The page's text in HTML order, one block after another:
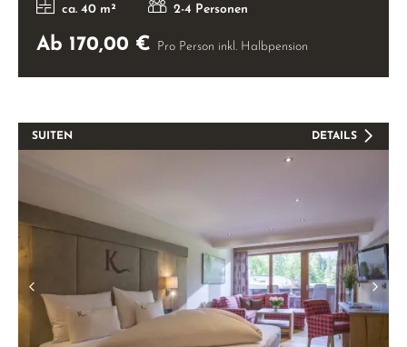
ca. 40 m² 2-4 Personen
Ab 170,00 € Pro Person inkl. Halbpension
SUITEN DETAILS